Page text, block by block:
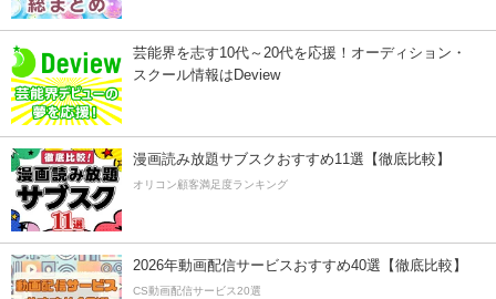
芸能界を志す10代～20代を応援！オーディション・
スクール情報はDeview
漫画読み放題サブスクおすすめ11選【徹底比較】
オリコン顧客満足度ランキング
2026年動画配信サービスおすすめ40選【徹底比較】
CS動画配信サービス20選